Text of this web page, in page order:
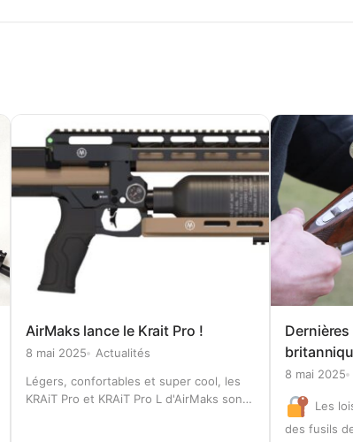
AirMaks lance le Krait Pro !
8 mai 2025
Actualités
Légers, confortables et super cool, les
KRAiT Pro et KRAiT Pro L d'AirMaks sont
8 mai 2025
Les
des fusils